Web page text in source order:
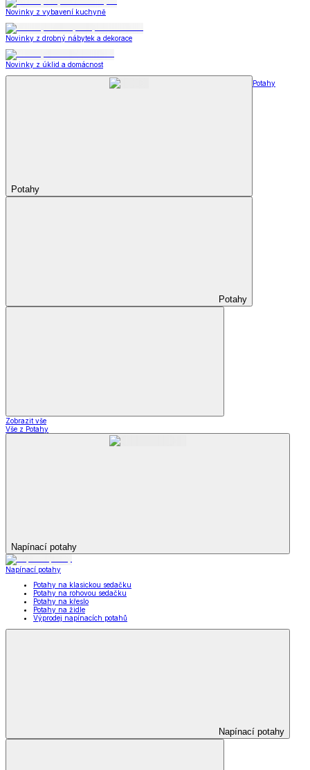
Novinky z vybavení kuchyně
Novinky z drobný nábytek a dekorace
Novinky z úklid a domácnost
Potahy
Potahy
Potahy
Zobrazit vše
Vše z Potahy
Napínací potahy
Napínací potahy
Potahy na klasickou sedačku
Potahy na rohovou sedačku
Potahy na křeslo
Potahy na židle
Výprodej napínacích potahů
Napínací potahy